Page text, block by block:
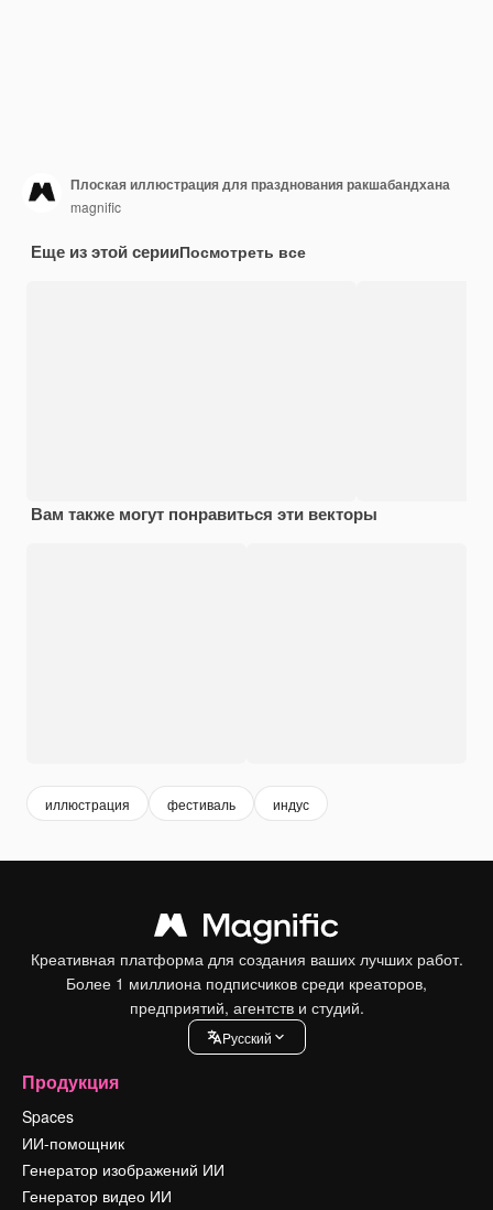
Плоская иллюстрация для празднования ракшабандхана
magnific
Еще из этой серииПосмотреть все
Вам также могут понравиться эти векторы
иллюстрация фестиваль индус
Креативная платформа для создания ваших лучших работ.
Более 1 миллиона подписчиков среди креаторов,
предприятий, агентств и студий.
Pусский
Продукция
Spaces
ИИ-помощник
Генератор изображений ИИ
Генератор видео ИИ